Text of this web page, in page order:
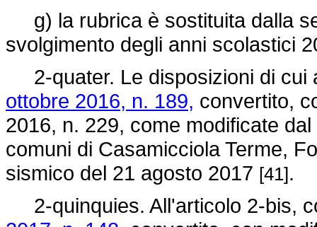
g) la rubrica è sostituita dalla
svolgimento degli anni scolastici
2-quater. Le disposizioni di cui
ottobre 2016, n. 189, convertito,
2016, n. 229, come modificate
comuni di Casamicciola Terme,
sismico del 21 agosto 2017 [41].
2-quinquies. All'articolo 2-bis,